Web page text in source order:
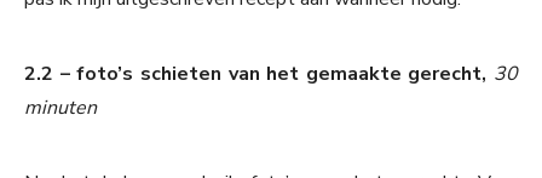
2.2 – foto’s schieten van het gemaakte gerecht, 30
minuten